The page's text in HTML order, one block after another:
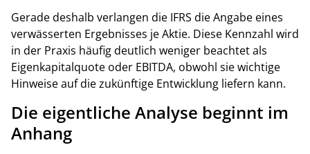
Gerade deshalb verlangen die IFRS die Angabe eines
verwässerten Ergebnisses je Aktie. Diese Kennzahl wird
in der Praxis häufig deutlich weniger beachtet als
Eigenkapitalquote oder EBITDA, obwohl sie wichtige
Hinweise auf die zukünftige Entwicklung liefern kann.
Die eigentliche Analyse beginnt im
Anhang